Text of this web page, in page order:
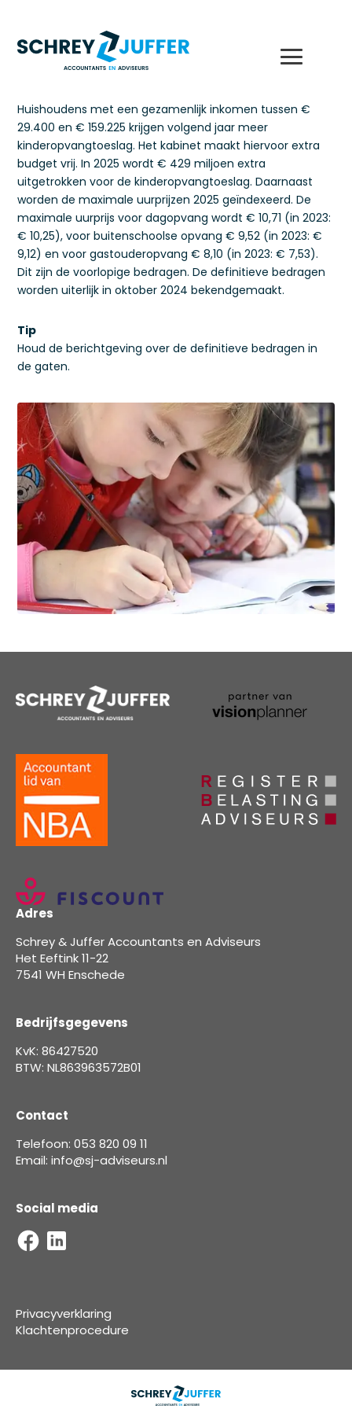
Huishoudens met een gezamenlijk inkomen tussen €
29.400 en € 159.225 krijgen volgend jaar meer
kinderopvangtoeslag. Het kabinet maakt hiervoor extra
budget vrij. In 2025 wordt € 429 miljoen extra
uitgetrokken voor de kinderopvangtoeslag. Daarnaast
worden de maximale uurprijzen 2025 geïndexeerd. De
maximale uurprijs voor dagopvang wordt € 10,71 (in 2023:
€ 10,25), voor buitenschoolse opvang € 9,52 (in 2023: €
9,12) en voor gastouderopvang € 8,10 (in 2023: € 7,53).
Dit zijn de voorlopige bedragen. De definitieve bedragen
worden uiterlijk in oktober 2024 bekendgemaakt.
Tip
Houd de berichtgeving over de definitieve bedragen in
de gaten.
Adres
Schrey & Juffer Accountants en Adviseurs
Het Eeftink 11-22
7541 WH Enschede
Bedrijfsgegevens
KvK: 86427520
BTW: NL863963572B01
Contact
Telefoon: 053 820 09 11
Email: info@sj-adviseurs.nl
Social media
Privacyverklaring
Klachtenprocedure